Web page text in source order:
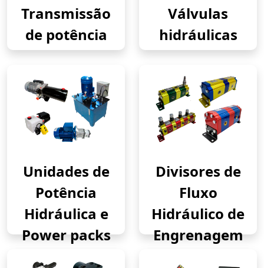
Transmissão
de potência
Válvulas
hidráulicas
Unidades de
Potência
Hidráulica e
Power packs
Divisores de
Fluxo
Hidráulico de
Engrenagem